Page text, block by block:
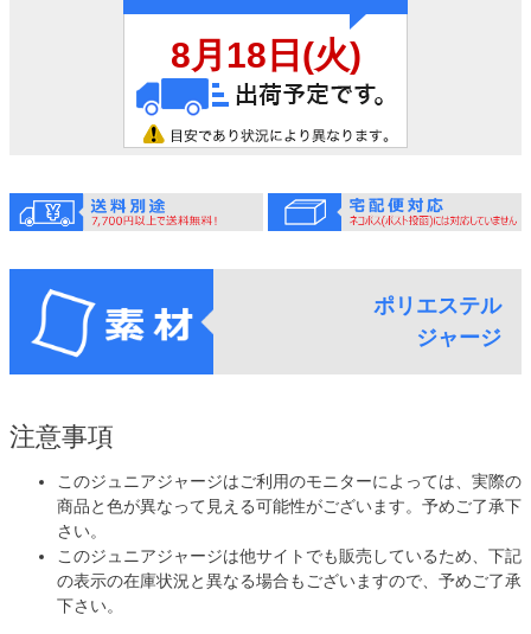
ポリエステル
ジャージ
注意事項
このジュニアジャージはご利用のモニターによっては、実際の
商品と色が異なって見える可能性がございます。予めご了承下
さい。
このジュニアジャージは他サイトでも販売しているため、下記
の表示の在庫状況と異なる場合もございますので、予めご了承
下さい。